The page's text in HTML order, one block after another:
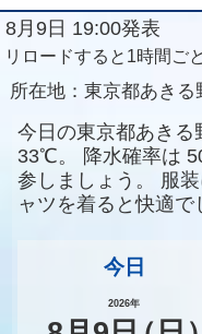
8月9日 19:00発表
リロードすると1時間ご
所在地： 東京都あきる
今日の東京都あきる
33℃。
降水確率は
参しましょう。
服
ャツを着ると快適で
今日
2026年